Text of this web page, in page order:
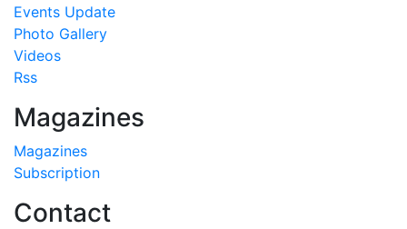
Events Update
Photo Gallery
Videos
Rss
Magazines
Magazines
Subscription
Contact